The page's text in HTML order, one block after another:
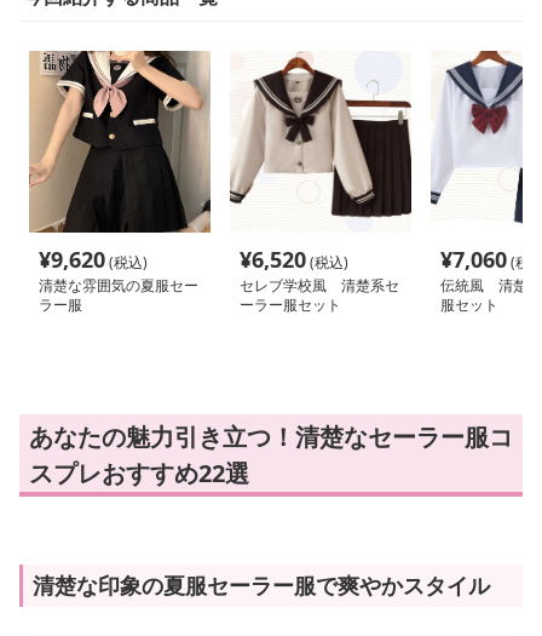
¥9,620(税込)
清楚な雰囲気の夏服セー
ラー服
¥6,520(税込)
セレブ学校風 清楚系セ
ーラー服セット
¥7,060(税
伝統風 清楚
服セット
あなたの魅力引き立つ！清楚なセーラー服コ
スプレおすすめ22選
清楚な印象の夏服セーラー服で爽やかスタイル